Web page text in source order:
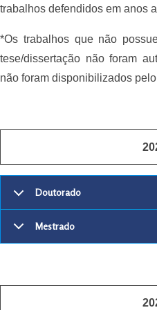
trabalhos defendidos em anos
*Os trabalhos que não
tese/dissertação não foram
não foram disponibilizados
Doutorado
Mestrado